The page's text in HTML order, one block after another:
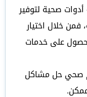
صحية لتوفير
فمن خلال اختيار
على خدمات
صحي حل مشاكل